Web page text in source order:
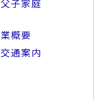
子家庭
概要
通案内